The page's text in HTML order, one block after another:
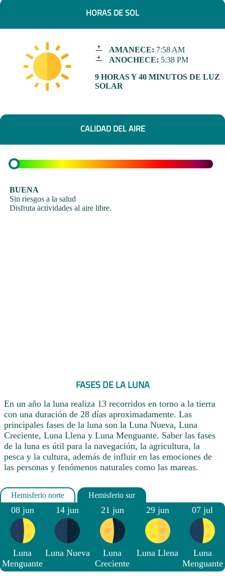
HORAS DE SOL
AMANECE: 7:58 AM
ANOCHECE: 5:38 PM
9 HORAS Y 40 MINUTOS DE LUZ
SOLAR
CALIDAD DEL AIRE
BUENA
Sin riesgos a la salud
Disfruta actividades al aire libre.
FASES DE LA LUNA
En un año la luna realiza 13 recorridos en torno a la tierra
con una duración de 28 días aproximadamente. Las
principales fases de la luna son la Luna Nueva, Luna
Creciente, Luna Llena y Luna Menguante. Saber las fases
de la luna es útil para la navegación, la agricultura, la
pesca y la cultura, además de influir en las emociones de
las personas y fenómenos naturales como las mareas.
08 jun
Luna
Menguante
14 jun
Luna Nueva
21 jun
Luna
Creciente
29 jun
Luna Llena
07 jul
Luna
Menguante